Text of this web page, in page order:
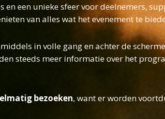
een unieke sfeer voor deelnemers,
van alles wat het evenement te
in volle gang en achter de
steeds meer informatie over het
bezoeken, want er worden